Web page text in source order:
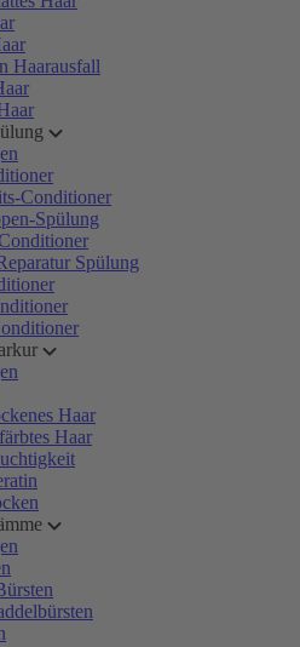
Haarausfall
Conditioner
Spülung
Spülung
Haar
Haar